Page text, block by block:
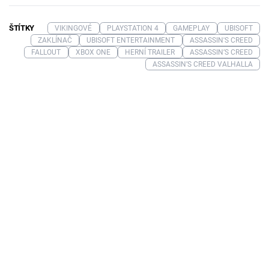
ŠTÍTKY VIKINGOVÉ PLAYSTATION 4 GAMEPLAY
UBISOFT
ZAKLÍNAČ
UBISOFT ENTERTAINMENT
ASSASSIN'S CREED
FALLOUT
XBOX ONE HERNÍ TRAILER
ASSASSIN’S CREED
ASSASSIN’S CREED VALHALLA